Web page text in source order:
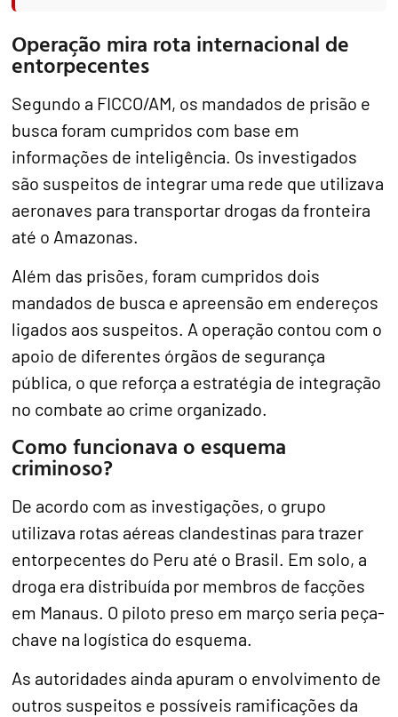
Operação mira rota internacional de
entorpecentes
Segundo a FICCO/AM, os mandados de prisão e
busca foram cumpridos com base em
informações de inteligência. Os investigados
são suspeitos de integrar uma rede que utilizava
aeronaves para transportar drogas da fronteira
até o Amazonas.
Além das prisões, foram cumpridos dois
mandados de busca e apreensão em endereços
ligados aos suspeitos. A operação contou com o
apoio de diferentes órgãos de segurança
pública, o que reforça a estratégia de integração
no combate ao crime organizado.
Como funcionava o esquema
criminoso?
De acordo com as investigações, o grupo
utilizava rotas aéreas clandestinas para trazer
entorpecentes do Peru até o Brasil. Em solo, a
droga era distribuída por membros de facções
em Manaus. O piloto preso em março seria peça-
chave na logística do esquema.
As autoridades ainda apuram o envolvimento de
outros suspeitos e possíveis ramificações da